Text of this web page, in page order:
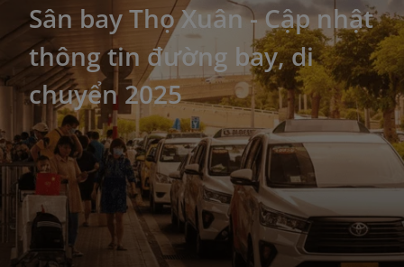
Sân bay Thọ Xuân - Cập nhật
thông tin đường bay, di
chuyển 2025